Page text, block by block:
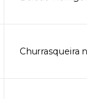
Churrasqueira